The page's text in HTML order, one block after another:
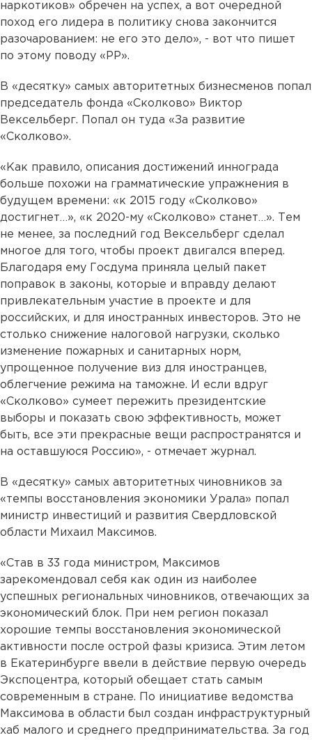
наркотиков» обречен на успех, а вот очередной
поход его лидера в политику снова закончится
разочарованием: не его это дело», - вот что пишет
по этому поводу «РР».
В «десятку» самых авторитетных бизнесменов попал
председатель фонда «Сколково» Виктор
Вексельберг. Попал он туда «За развитие
«Сколково».
«Как правило, описания достижений иннограда
больше похожи на грамматические упражнения в
будущем времени: «к 2015 году «Сколково»
достигнет…», «к 2020-му «Сколково» станет…». Тем
не менее, за последний год Вексельберг сделал
многое для того, чтобы проект двигался вперед.
Благодаря ему Госдума приняла целый пакет
поправок в законы, которые и вправду делают
привлекательным участие в проекте и для
российских, и для иностранных инвесторов. Это не
столько снижение налоговой нагрузки, сколько
изменение пожарных и санитарных норм,
упрощенное получение виз для иностранцев,
облегчение режима на таможне. И если вдруг
«Сколково» сумеет пережить президентские
выборы и показать свою эффективность, может
быть, все эти прекрасные вещи распространятся и
на оставшуюся Россию», - отмечает журнал.
В «десятку» самых авторитетных чиновников за
«темпы восстановления экономики Урала» попал
министр инвестиций и развития Свердловской
области Михаил Максимов.
«Став в 33 года министром, Максимов
зарекомендовал себя как один из наиболее
успешных региональных чиновников, отвечающих за
экономический блок. При нем регион показал
хорошие темпы восстановления экономической
активности после острой фазы кризиса. Этим летом
в Екатеринбурге ввели в действие первую очередь
Экспоцентра, который обещает стать самым
современным в стране. По инициативе ведомства
Максимова в области был создан инфраструктурный
хаб малого и среднего предпринимательства. За год